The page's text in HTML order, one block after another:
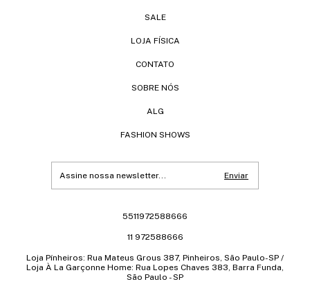
SALE
LOJA FÍSICA
CONTATO
SOBRE NÓS
ALG
FASHION SHOWS
5511972588666
11 972588666
Loja Pínheiros: Rua Mateus Grous 387, Pinheiros, São Paulo-SP /
Loja À La Garçonne Home: Rua Lopes Chaves 383, Barra Funda,
São Paulo - SP